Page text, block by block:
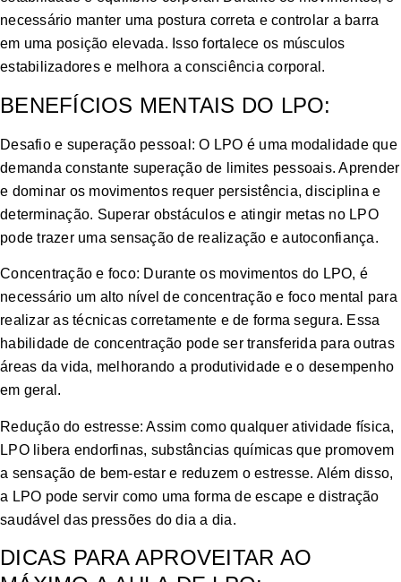
necessário manter uma postura correta e controlar a barra
em uma posição elevada. Isso fortalece os músculos
estabilizadores e melhora a consciência corporal.
BENEFÍCIOS MENTAIS DO LPO:
Desafio e superação pessoal: O LPO é uma modalidade que
demanda constante superação de limites pessoais. Aprender
e dominar os movimentos requer persistência, disciplina e
determinação. Superar obstáculos e atingir metas no LPO
pode trazer uma sensação de realização e autoconfiança.
Concentração e foco: Durante os movimentos do LPO, é
necessário um alto nível de concentração e foco mental para
realizar as técnicas corretamente e de forma segura. Essa
habilidade de concentração pode ser transferida para outras
áreas da vida, melhorando a produtividade e o desempenho
em geral.
Redução do estresse: Assim como qualquer atividade física,
LPO libera endorfinas, substâncias químicas que promovem
a sensação de bem-estar e reduzem o estresse. Além disso,
a LPO pode servir como uma forma de escape e distração
saudável das pressões do dia a dia.
DICAS PARA APROVEITAR AO